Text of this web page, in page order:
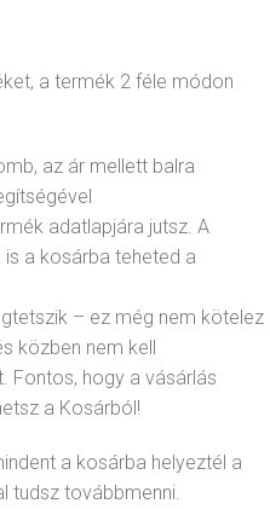
a termék 2 féle módon
az ár mellett balra
adatlapjára jutsz. A
a kosárba teheted a
– ez még nem kötelez
közben nem kell
Fontos, hogy a vásárlás
a Kosárból!
a kosárba helyeztél a
tudsz továbbmenni.